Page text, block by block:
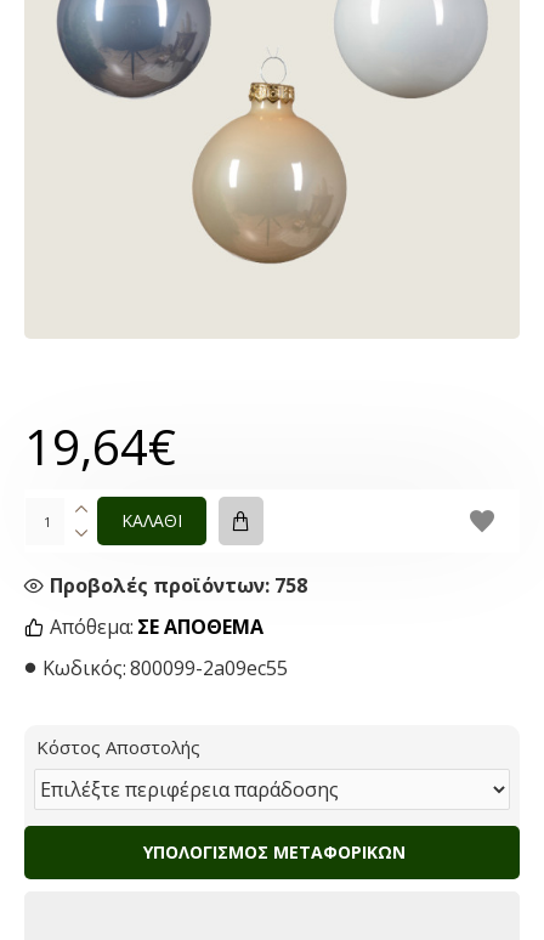
Απόθεμα: ΣΕ ΑΠΌΘΕΜΑ
Κωδικός:800099-2a09ec55
Προβολές προϊόντων: 758
19,64€
ΚΑΛΑΘΙ
Κόστος Αποστολής
ΥΠΟΛΟΓΙΣΜΌΣ ΜΕΤΑΦΟΡΙΚΏΝ